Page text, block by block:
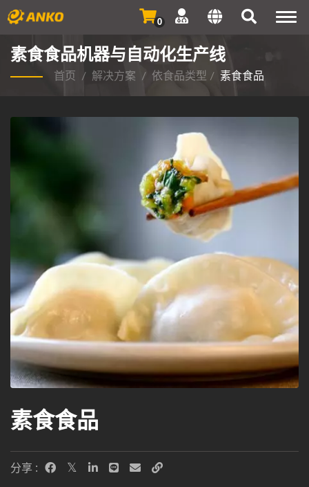
0
素食食品机器与自动化生产线
首页 / 解决方案 / 依食品类型 / 素食食品
素食食品
分享 :